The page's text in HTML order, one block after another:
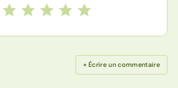
Notez cette recette de 1 à 5 étoiles
5 étoiles
4 étoiles
3 étoiles
2 étoiles
1 étoile
+ Écrire un commentaire